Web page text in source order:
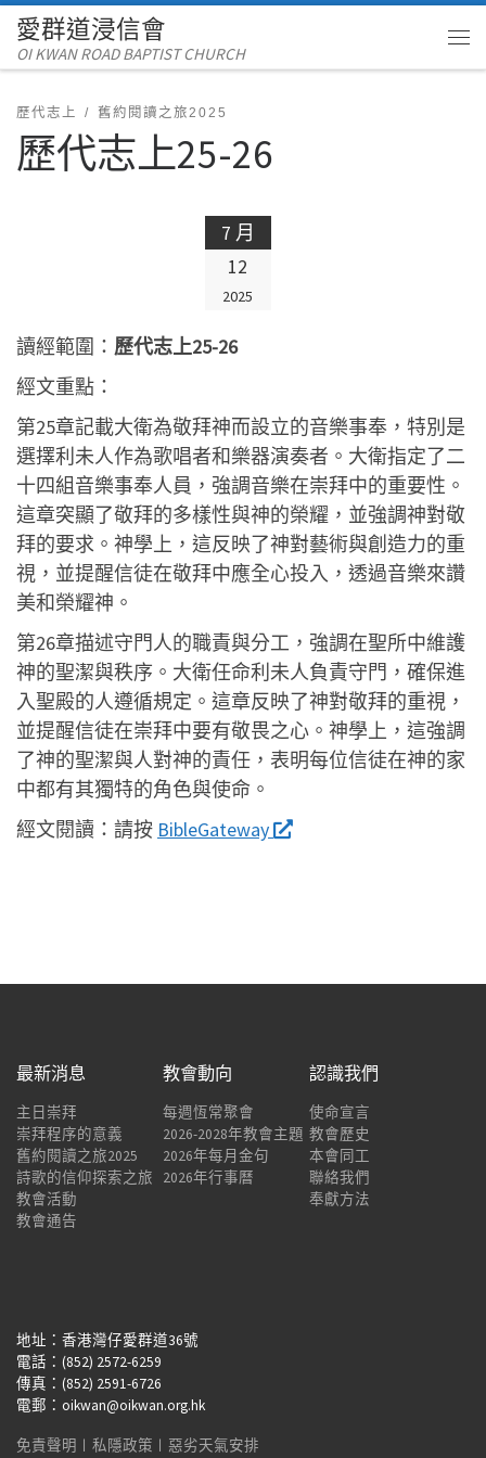
Skip to content
愛群道浸信會
OI KWAN ROAD BAPTIST CHURCH
歷代志上 舊約閱讀之旅2025
歷代志上25-26
7 月
12
2025
讀經範圍： 歷代志上25-26
經文重點：
第25章記載大衛為敬拜神而設立的音樂事奉，特別是
選擇利未人作為歌唱者和樂器演奏者。大衛指定了二
十四組音樂事奉人員，強調音樂在崇拜中的重要性。
這章突顯了敬拜的多樣性與神的榮耀，並強調神對敬
拜的要求。神學上，這反映了神對藝術與創造力的重
視，並提醒信徒在敬拜中應全心投入，透過音樂來讚
美和榮耀神。
第26章描述守門人的職責與分工，強調在聖所中維護
神的聖潔與秩序。大衛任命利未人負責守門，確保進
入聖殿的人遵循規定。這章反映了神對敬拜的重視，
並提醒信徒在崇拜中要有敬畏之心。神學上，這強調
了神的聖潔與人對神的責任，表明每位信徒在神的家
中都有其獨特的角色與使命。
經文閱讀： 請按 BibleGateway
最新消息
主日崇拜
崇拜程序的意義
舊約閱讀之旅2025
詩歌的信仰探索之旅
教會活動
教會通告
教會動向
每週恆常聚會
2026-2028年教會主題
2026年每月金句
2026年行事曆
認識我們
使命宣言
教會歷史
本會同工
聯絡我們
奉獻方法
地址：香港灣仔愛群道36號
電話：(852) 2572-6259
傳真：(852) 2591-6726
電郵：oikwan@oikwan.org.hk
免責聲明 ︱ 私隱政策 ︱ 惡劣天氣安排